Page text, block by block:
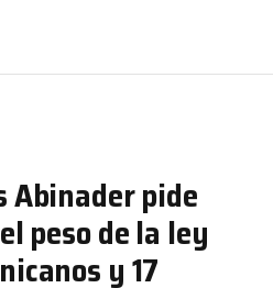
Abinader pide
peso de la ley
y 17